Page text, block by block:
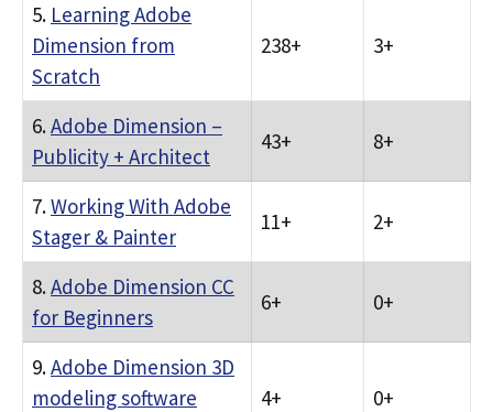
5. Learning Adobe
Dimension from
Scratch
238+ 3+
6.Adobe Dimension –
Publicity + Architect
43+ 8+
7.Working With Adobe
Stager & Painter
11+ 2+
8.Adobe Dimension CC
for Beginners
6+ 0+
9.Adobe Dimension 3D
modeling software
4+ 0+